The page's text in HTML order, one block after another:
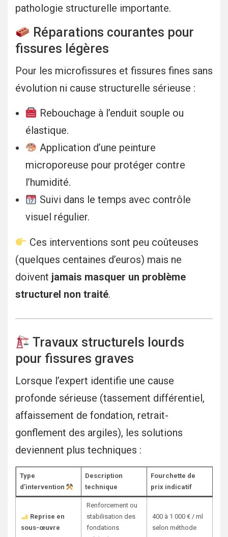
pathologie structurelle importante.
Réparations courantes pour
fissures légères
Pour les microfissures et fissures fines sans
évolution ni cause structurelle sérieuse :
Rebouchage à l’enduit souple ou
élastique.
Application d’une peinture
microporeuse pour protéger contre
l’humidité.
Suivi dans le temps avec contrôle
visuel régulier.
Ces interventions sont peu coûteuses
(quelques centaines d’euros) mais ne
doivent jamais masquer un problème
structurel non traité.
Travaux structurels lourds
pour fissures graves
Lorsque l’expert identifie une cause
profonde sérieuse (tassement différentiel,
affaissement de fondation, retrait-
gonflement des argiles), les solutions
deviennent plus techniques :
Type
d’intervention
Description
technique
Fourchette de
prix indicatif
Reprise en
sous-œuvre
Renforcement ou
stabilisation des
fondations
400 à 1 000 € / ml
selon méthode